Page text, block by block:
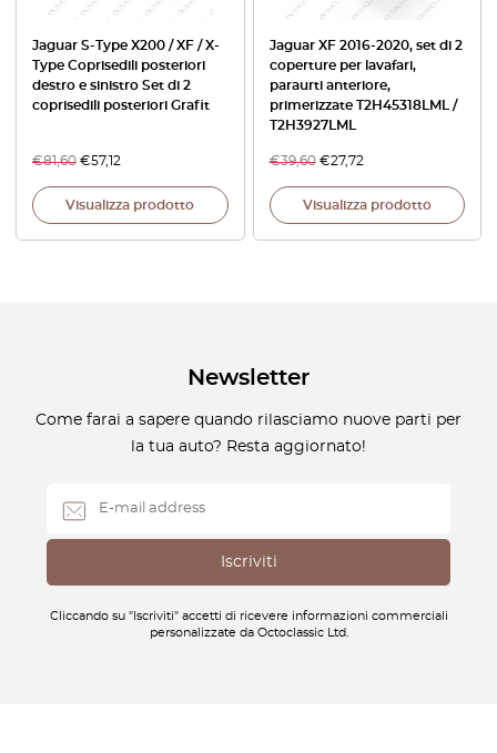
Jaguar S-Type X200 / XF / X-
Type Coprisedili posteriori
destro e sinistro Set di 2
coprisedili posteriori Grafit
€81,60 €57,12
Visualizza prodotto
Jaguar XF 2016-2020, set di 2
coperture per lavafari,
paraurti anteriore,
primerizzate T2H45318LML /
T2H3927LML
€39,60 €27,72
Visualizza prodotto
Newsletter
Come farai a sapere quando rilasciamo nuove parti per
la tua auto? Resta aggiornato!
Cliccando su "Iscriviti" accetti di ricevere informazioni commerciali
personalizzate da Octoclassic Ltd.